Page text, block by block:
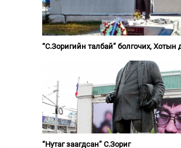
“С.Зоригийн талбай” болгочих, Хотын
“Нутаг заагдсан” С.Зориг